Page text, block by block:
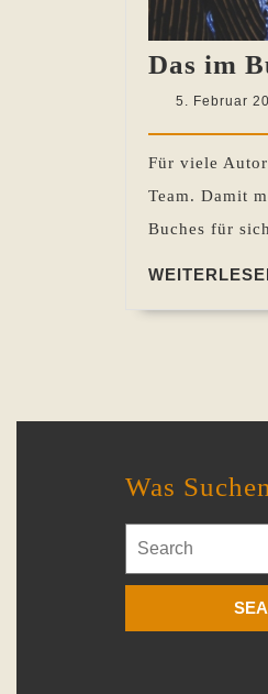
Das im
5. Februar
Für viele
Team. Damit
Buches für
Was
for: